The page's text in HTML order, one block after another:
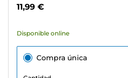
47
11,99 €
Disponible online
Compra única